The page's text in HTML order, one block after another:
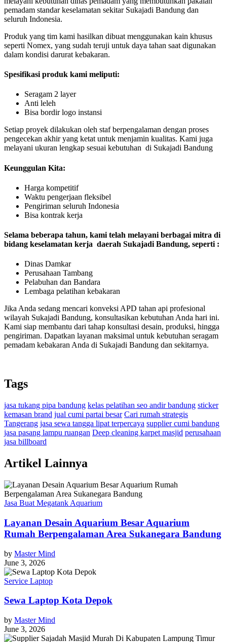
pemadam standar keselamatan sekitar Sukajadi Bandung dan
seluruh Indonesia.
Produk yang tim kami hasilkan dibuat menggunakan kain khusus
seperti Nomex, yang sudah teruji untuk daya tahan saat digunakan
dalam kondisi darurat kebakaran.
Spesifikasi produk kami meliputi:
Seragam 2 layer
Anti leleh
Bisa bordir logo instansi
Setiap proyek dilakukan oleh staf berpengalaman dengan proses
pengecekan akhir yang ketat untuk menjamin kualitas. Kami juga
melayani ukuran lengkap sesuai kebutuhan di Sukajadi Bandung
Keunggulan Kita:
Harga kompetitif
Waktu pengerjaan fleksibel
Pengiriman seluruh Indonesia
Bisa kontrak kerja
Selama beberapa tahun, kami telah melayani berbagai mitra di
bidang keselamatan kerja daerah Sukajadi Bandung, seperti :
Dinas Damkar
Perusahaan Tambang
Pelabuhan dan Bandara
Lembaga pelatihan kebakaran
Jika Anda sedang mencari konveksi APD tahan api profesional
wilayah Sukajadi Bandung, konsultasikan kebutuhan Anda hari ini.
Kami siap membantu dari tahap konsultasi desain, produksi, hingga
pengiriman. Dapatkan layanan maksimal untuk kebutuhan seragam
pemadam kebakaran Anda di Sukajadi Bandung dan sekitarnya.
Tags
jasa tukang pipa bandung kelas pelatihan seo andir bandung sticker
kemasan brand jual cumi partai besar Cari rumah strategis
Tangerang jasa sewa tangga lipat terpercaya supplier cumi bandung
jasa pasang lampu ruangan Deep cleaning karpet masjid perusahaan
jasa billboard
Artikel Lainnya
Jasa Buat Megatank Aquarium
Layanan Desain Aquarium Besar Aquarium
Rumah Berpengalaman Area Sukanegara Bandung
by Master Mind
June 3, 2026
Service Laptop
Sewa Laptop Kota Depok
by Master Mind
June 3, 2026